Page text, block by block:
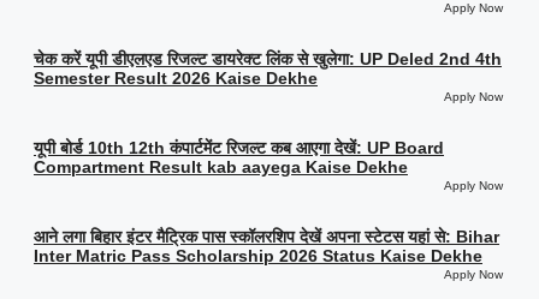
Apply Now
चेक करें यूपी डीएलएड रिजल्ट डायरेक्ट लिंक से खुलेगा: UP Deled 2nd 4th
Semester Result 2026 Kaise Dekhe
Apply Now
यूपी बोर्ड 10th 12th कंपार्टमेंट रिजल्ट कब आएगा देखें: UP Board
Compartment Result kab aayega Kaise Dekhe
Apply Now
आने लगा बिहार इंटर मैट्रिक पास स्कॉलरशिप देखें अपना स्टेटस यहां से: Bihar
Inter Matric Pass Scholarship 2026 Status Kaise Dekhe
Apply Now